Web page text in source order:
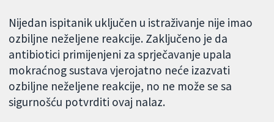
Nijedan ispitanik uključen u istraživanje nije imao
ozbiljne neželjene reakcije. Zaključeno je da
antibiotici primijenjeni za sprječavanje upala
mokraćnog sustava vjerojatno neće izazvati
ozbiljne neželjene reakcije, no ne može se sa
sigurnošću potvrditi ovaj nalaz.